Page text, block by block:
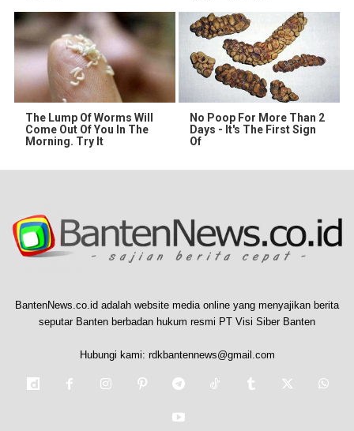
The Lump Of Worms Will
Come Out Of You In The
Morning. Try It
No Poop For More Than 2
Days - It's The First Sign
Of
BantenNews.co.id adalah website media online yang menyajikan berita
seputar Banten berbadan hukum resmi PT Visi Siber Banten
Hubungi kami: rdkbantennews@gmail.com